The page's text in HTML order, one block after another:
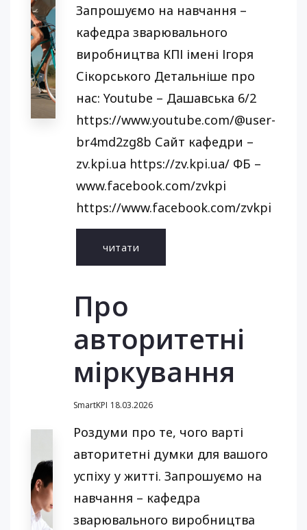
Запрошуємо на навчання –
кафедра зварювального
виробництва КПІ імені Ігоря
Сікорського Детальніше про
нас: Youtube – Дашавська 6/2
https://www.youtube.com/@user-
br4md2zg8b Сайт кафедри –
zv.kpi.ua https://zv.kpi.ua/ ФБ –
www.facebook.com/zvkpi
https://www.facebook.com/zvkpi
читати
Про
авторитетні
міркування
SmartKPI 18.03.2026
Роздуми про те, чого варті
авторитетні думки для вашого
успіху у житті. Запрошуємо на
навчання – кафедра
зварювального виробництва